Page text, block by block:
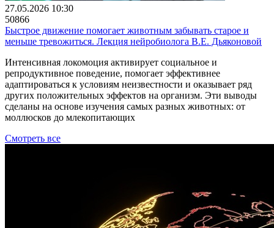
27.05.2026 10:30
50866
Быстрое движение помогает животным забывать старое и
меньше тревожиться. Лекция нейробиолога В.Е. Дьяконовой
Интенсивная локомоция активирует социальное и
репродуктивное поведение, помогает эффективнее
адаптироваться к условиям неизвестности и оказывает ряд
других положительных эффектов на организм. Эти выводы
сделаны на основе изучения самых разных животных: от
моллюсков до млекопитающих
Смотреть все